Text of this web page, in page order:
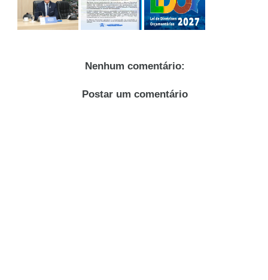
Nenhum comentário:
Postar um comentário